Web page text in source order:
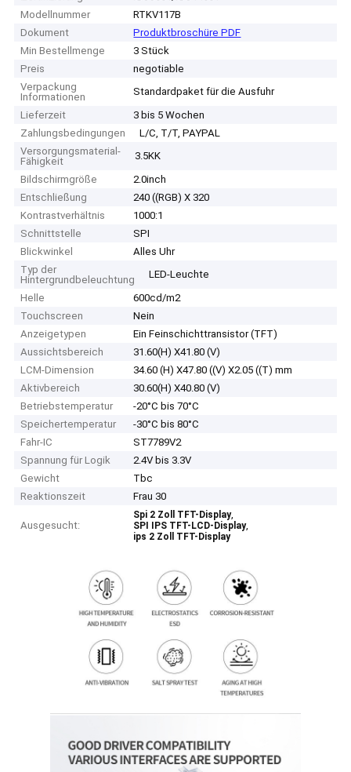
Modellnummer
RTKV117B
Dokument
Produktbroschüre PDF
Min Bestellmenge
3 Stück
Preis
negotiable
Verpackung
Informationen
Standardpaket für die Ausfuhr
Lieferzeit
3 bis 5 Wochen
Zahlungsbedingungen
L/C, T/T, PAYPAL
Versorgungsmaterial-
Fähigkeit
3.5KK
Bildschirmgröße
2.0inch
Entschließung
240 ((RGB) X 320
Kontrastverhältnis
1000:1
Schnittstelle
SPI
Blickwinkel
Alles Uhr
Typ der
Hintergrundbeleuchtung
LED-Leuchte
Helle
600cd/m2
Touchscreen
Nein
Anzeigetypen
Ein Feinschichttransistor (TFT)
Aussichtsbereich
31.60(H) X41.80 (V)
LCM-Dimension
34.60 (H) X47.80 ((V) X2.05 ((T) mm
Aktivbereich
30.60(H) X40.80 (V)
Betriebstemperatur
-20°C bis 70°C
Speichertemperatur
-30°C bis 80°C
Fahr-IC
ST7789V2
Spannung für Logik
2.4V bis 3.3V
Gewicht
Tbc
Reaktionszeit
Frau 30
Ausgesucht:
Spi 2 Zoll TFT-Display,
SPI IPS TFT-LCD-Display,
ips 2 Zoll TFT-Display